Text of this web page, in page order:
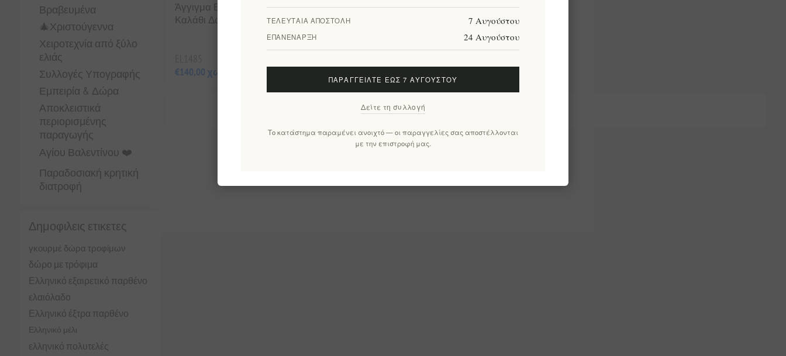
Βραβευμένα
🎄Χριστούγεννα
Χειροτεχνία από ξύλο
ελιάς
Συλλογές Υπογραφής
Εμπειρία & Δώρα
Αποκλειστικά
περιορισμένης
παραγωγής
Αγίου Βαλεντίνου ❤️
Παραδοσιακή κρητική
διατροφή
Δημοφιλεις ετικετες
γκουρμέ δώρα τροφίμων
δώρο με τρόφιμα
Ελληνικό εξαιρετικό παρθένο
ελαιόλαδο
Ελληνικό έξτρα παρθένο
Ελληνικό μέλι
ελληνικό πολυτελές
Άγγιγμα Ελλάδας σε Ψάθινο
Καλάθι Δώρου
€140,00 χωρίς ΦΠΑ
Pamako Premium Έξτρα
Παρθένο Ελαιόλαδο 2 x 500ml
ΤΕΛΕΥΤΑΊΑ ΑΠΟΣΤΟΛΉ 7 Αυγούστου
ΕΠΑΝΈΝΑΡΞΗ 24 Αυγούστου
ΠΑΡΑΓΓΕΊΛΤΕ ΈΩΣ 7 ΑΥΓΟΎΣΤΟΥ
Δείτε τη συλλογή
Το κατάστημα παραμένει ανοιχτό — οι παραγγελίες σας αποστέλλονται
με την επιστροφή μας.